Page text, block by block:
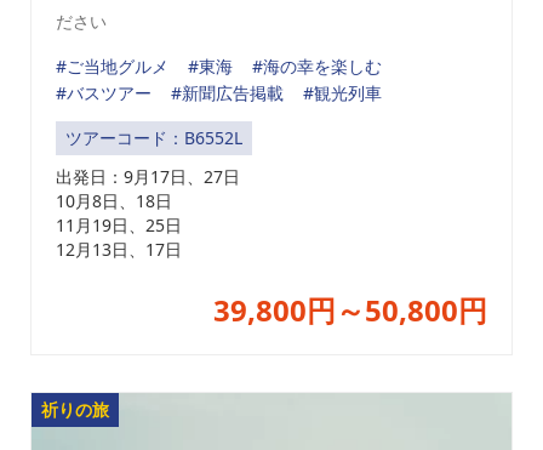
ださい
#ご当地グルメ
#東海
#海の幸を楽しむ
#バスツアー
#新聞広告掲載
#観光列車
ツアーコード：B6552L
出発日： 9月17日、27日
10月8日、18日
11月19日、25日
12月13日、17日
39,800円～50,800円
祈りの旅